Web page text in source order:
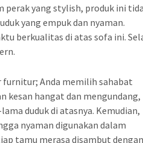
perak yang stylish, produk ini
yang empuk dan nyaman.
berkualitas di atas sofa ini.
furnitur; Anda memilih sahabat
kesan hangat dan mengundang,
duduk di atasnya. Kemudian,
nyaman digunakan dalam
tamu merasa disambut